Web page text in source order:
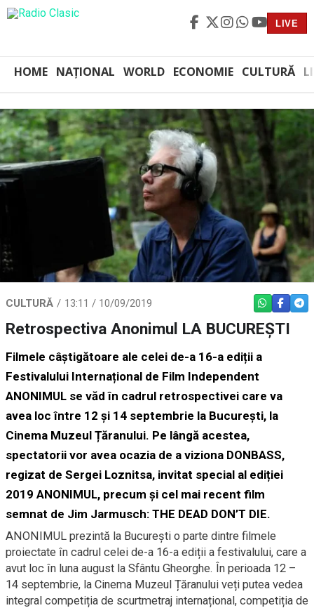
LIVE
HOME NAȚIONAL WORLD ECONOMIE CULTURĂ
CULTURĂ 13:11 / 10/09/2019 WHATSAPP
Retrospectiva Anonimul LA BUCUREȘTI
Filmele câștigătoare ale celei de-a 16-a ediții a
Festivalului Internațional de Film Independent
ANONIMUL se văd în cadrul retrospectivei care va
avea loc între 12 și 14 septembrie la București, la
Cinema Muzeul Țăranului. Pe lângă acestea,
spectatorii vor avea ocazia de a viziona DONBASS,
regizat de Sergei Loznitsa, invitat special al ediției
2019 ANONIMUL, precum și cel mai recent film
semnat de Jim Jarmusch: THE DEAD DON’T DIE.
ANONIMUL prezintă la București o parte dintre filmele
proiectate în cadrul celei de-a 16-a ediții a festivalului, care a
avut loc în luna august la Sfântu Gheorghe. În perioada 12 –
14 septembrie, la Cinema Muzeul Țăranului veți putea vedea
integral competiția de scurtmetraj internațional, competiția de